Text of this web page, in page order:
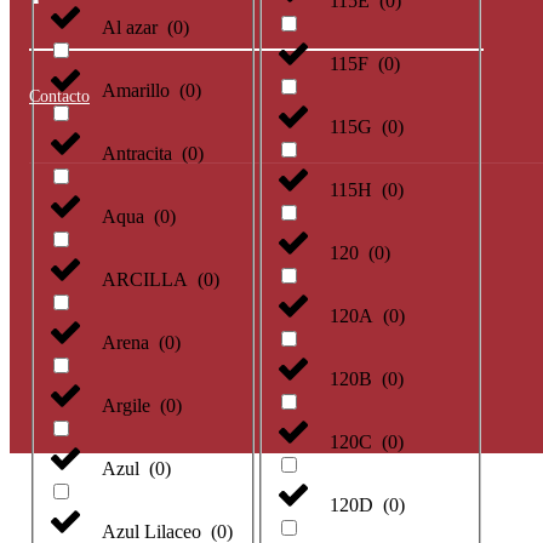
Al azar (0)
Amarillo (0)
Antracita (0)
Aqua (0)
ARCILLA (0)
Arena (0)
Argile (0)
Azul (0)
Azul Lilaceo (0)
115F (0)
115G (0)
115H (0)
120 (0)
120A (0)
120B (0)
120C (0)
120D (0)
Contacto